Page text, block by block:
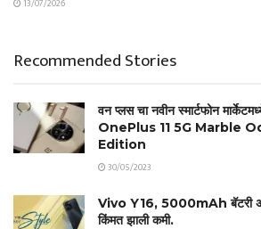
13/07/2026
Recommended Stories
वन प्लस चा नवीन स्मार्टफोन
OnePlus 11 5G Marble
Edition
30/05/2023
Vivo Y16, 5000mAh बॅटरी
किंमत झाली कमी.